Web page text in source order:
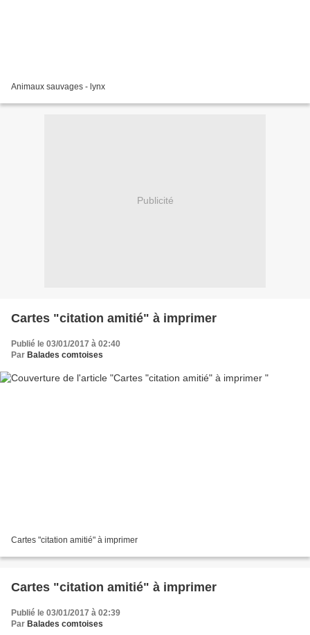
Animaux sauvages - lynx
Publicité
Cartes "citation amitié" à imprimer
Publié le 03/01/2017 à 02:40
Par Balades comtoises
Cartes "citation amitié" à imprimer
Cartes "citation amitié" à imprimer
Publié le 03/01/2017 à 02:39
Par Balades comtoises